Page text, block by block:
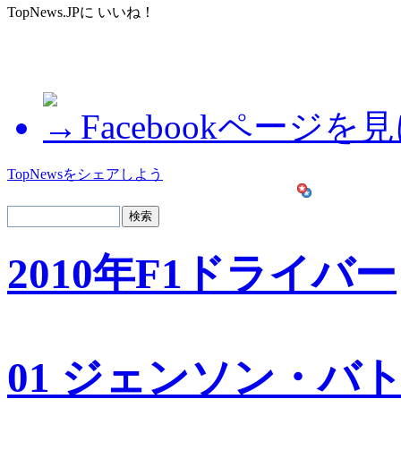
TopNews.JPに いいね！
Facebookページを
TopNewsをシェアしよう
2010年F1ドライバー
01 ジェンソン・バ